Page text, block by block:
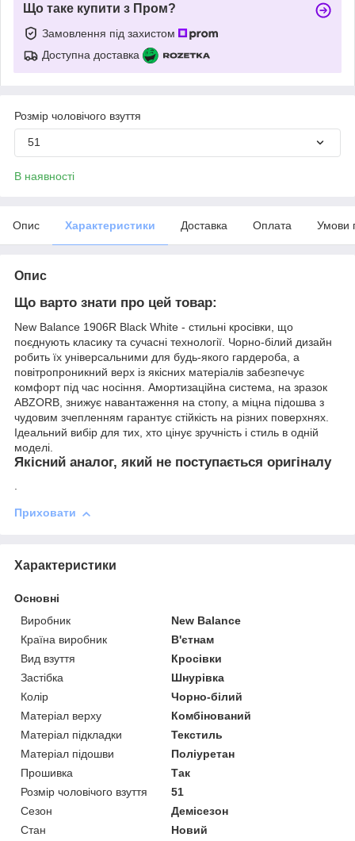
Що таке купити з Пром?
Замовлення під захистом
Доступна доставка
Розмір чоловічого взуття
51
В наявності
Опис Характеристики Доставка Оплата Умови
Опис
Що варто знати про цей товар:
New Balance 1906R Black White - стильні кросівки, що
поєднують класику та сучасні технології. Чорно-білий дизайн
робить їх універсальними для будь-якого гардероба, а
повітропроникний верх із якісних матеріалів забезпечує
комфорт під час носіння. Амортизаційна система, на зразок
ABZORB, знижує навантаження на стопу, а міцна підошва з
чудовим зчепленням гарантує стійкість на різних поверхнях.
Ідеальний вибір для тих, хто цінує зручність і стиль в одній
моделі.
Якісний аналог, який не поступається оригіналу
.
Приховати
Характеристики
Основні
Виробник
New Balance
Країна виробник
В'єтнам
Вид взуття
Кросівки
Застібка
Шнурівка
Колір
Чорно-білий
Матеріал верху
Комбінований
Матеріал підкладки
Текстиль
Матеріал підошви
Поліуретан
Прошивка
Так
Розмір чоловічого взуття
51
Сезон
Демісезон
Стан
Новий